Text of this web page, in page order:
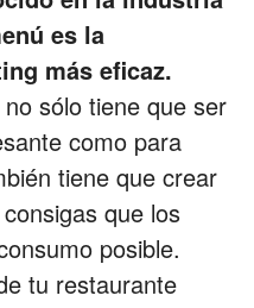
es la
más eficaz.
sólo tiene que ser
como para
tiene que crear
que los
posible.
tu restaurante